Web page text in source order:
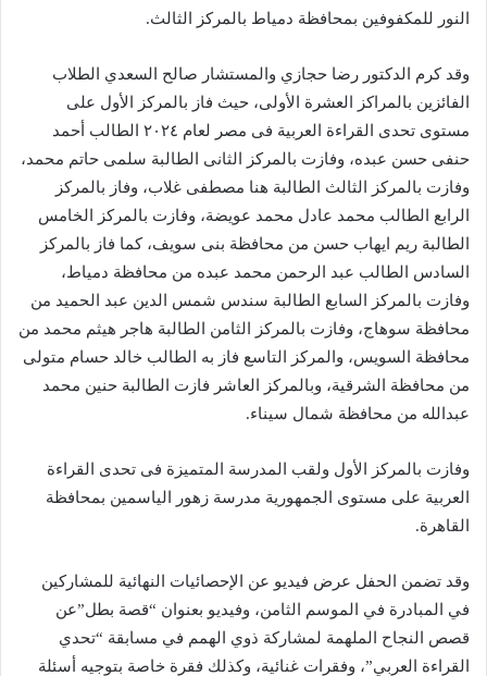
النور للمكفوفين بمحافظة دمياط بالمركز الثالث.
وقد كرم الدكتور رضا حجازي والمستشار صالح السعدي الطلاب
الفائزين بالمراكز العشرة الأولى، حيث فاز بالمركز الأول على
مستوى تحدى القراءة العربية فى مصر لعام ٢٠٢٤ الطالب أحمد
حنفى حسن عبده، وفازت بالمركز الثانى الطالبة سلمى حاتم محمد،
وفازت بالمركز الثالث الطالبة هنا مصطفى غلاب، وفاز بالمركز
الرابع الطالب محمد عادل محمد عويضة، وفازت بالمركز الخامس
الطالبة ريم ايهاب حسن من محافظة بنى سويف، كما فاز بالمركز
السادس الطالب عبد الرحمن محمد عبده من محافظة دمياط،
وفازت بالمركز السابع الطالبة سندس شمس الدين عبد الحميد من
محافظة سوهاج، وفازت بالمركز الثامن الطالبة هاجر هيثم محمد من
محافظة السويس، والمركز التاسع فاز به الطالب خالد حسام متولى
من محافظة الشرقية، وبالمركز العاشر فازت الطالبة حنين محمد
عبدالله من محافظة شمال سيناء.
وفازت بالمركز الأول ولقب المدرسة المتميزة فى تحدى القراءة
العربية على مستوى الجمهورية مدرسة زهور الياسمين بمحافظة
القاهرة.
وقد تضمن الحفل عرض فيديو عن الإحصائيات النهائية للمشاركين
في المبادرة في الموسم الثامن، وفيديو بعنوان “قصة بطل”عن
قصص النجاح الملهمة لمشاركة ذوي الهمم في مسابقة “تحدي
القراءة العربي”، وفقرات غنائية، وكذلك فقرة خاصة بتوجيه أسئلة